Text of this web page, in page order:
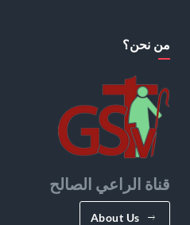
من نحن؟
قناة الراعي الصالح
About Us